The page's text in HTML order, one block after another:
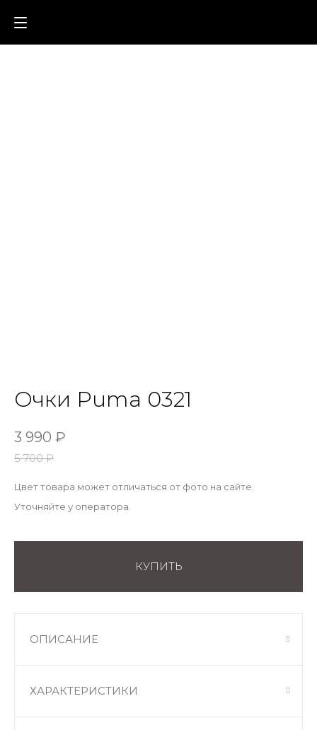
Очки Puma 0321
3 990 ₽
5 700₽
Цвет товара может отличаться от фото на сайте.
Уточняйте у оператора.
КУПИТЬ
ОПИСАНИЕ
ХАРАКТЕРИСТИКИ